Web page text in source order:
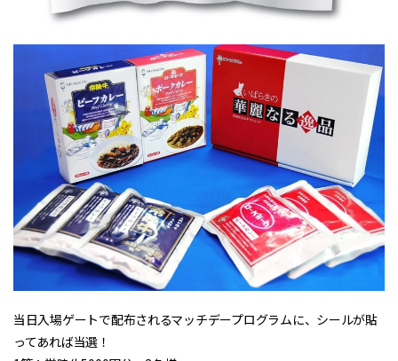
当日入場ゲートで配布されるマッチデープログラムに、シールが貼
ってあれば当選！